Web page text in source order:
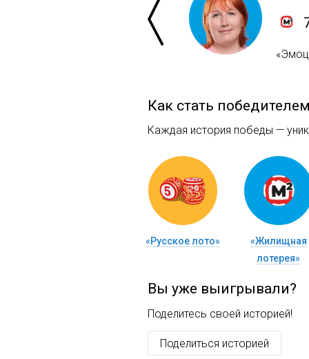
Как стать
Каждая история победы —
«Русское лото»
«Жилищная
лотерея»
Вы уже выигрывали?
Поделитесь своей историей!
Поделиться историей